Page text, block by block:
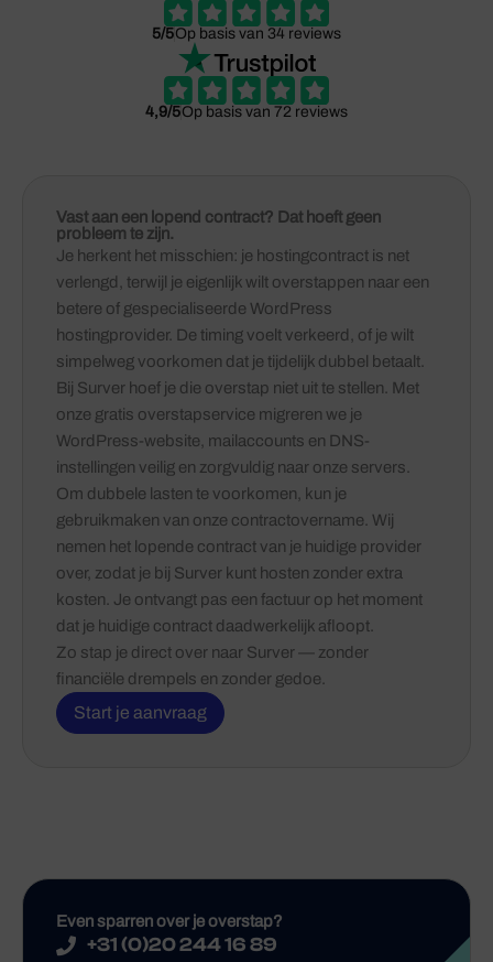
5/5Op basis van 34 reviews
4,9/5Op basis van 72 reviews
Vast aan een lopend contract? Dat hoeft geen
probleem te zijn.
Je herkent het misschien: je hostingcontract is net
verlengd, terwijl je eigenlijk wilt overstappen naar een
betere of gespecialiseerde WordPress
hostingprovider. De timing voelt verkeerd, of je wilt
simpelweg voorkomen dat je tijdelijk dubbel betaalt.
Bij Surver hoef je die overstap niet uit te stellen. Met
onze gratis overstapservice migreren we je
WordPress-website, mailaccounts en DNS-
instellingen veilig en zorgvuldig naar onze servers.
Om dubbele lasten te voorkomen, kun je
gebruikmaken van onze contractovername. Wij
nemen het lopende contract van je huidige provider
over, zodat je bij Surver kunt hosten zonder extra
kosten. Je ontvangt pas een factuur op het moment
dat je huidige contract daadwerkelijk afloopt.
Zo stap je direct over naar Surver — zonder
financiële drempels en zonder gedoe.
Start je aanvraag
Even sparren over je overstap?
+31 (0)20 244 16 89